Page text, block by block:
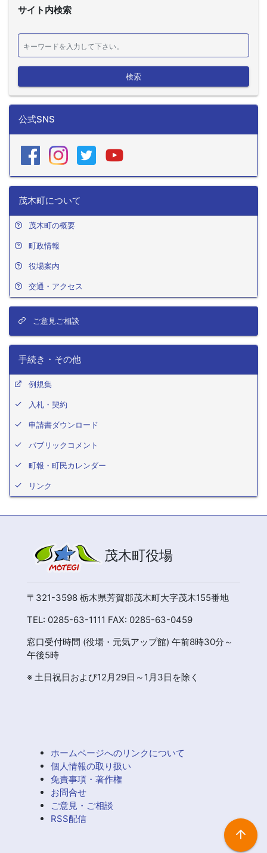
サイト内検索
検索
公式SNS
茂木町について
茂木町の概要
町政情報
役場案内
交通・アクセス
ご意見ご相談
手続き・その他
例規集
入札・契約
申請書ダウンロード
パブリックコメント
町報・町民カレンダー
リンク
茂木町役場
〒321-3598 栃木県芳賀郡茂木町大字茂木155番地
TEL: 0285-63-1111 FAX: 0285-63-0459
窓口受付時間 (役場・元気アップ館) 午前8時30分～
午後5時
※ 土日祝日および12月29日～1月3日を除く
ホームページへのリンクについて
個人情報の取り扱い
免責事項・著作権
お問合せ
ご意見・ご相談
RSS配信